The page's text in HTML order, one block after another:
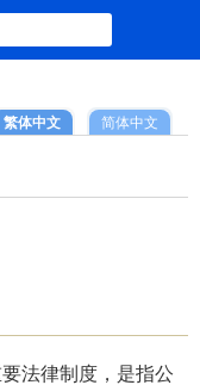
简体中文
繁体中文
法律制度，是指公